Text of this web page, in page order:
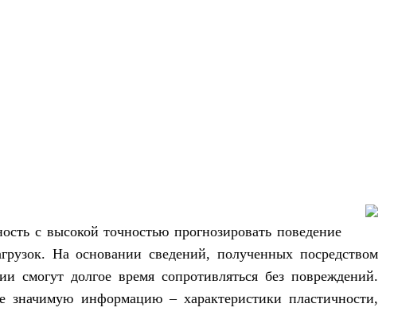
с высокой точностью прогнозировать поведение
На основании сведений, полученных посредством
смогут долгое время сопротивляться без повреждений.
информацию – характеристики пластичности,